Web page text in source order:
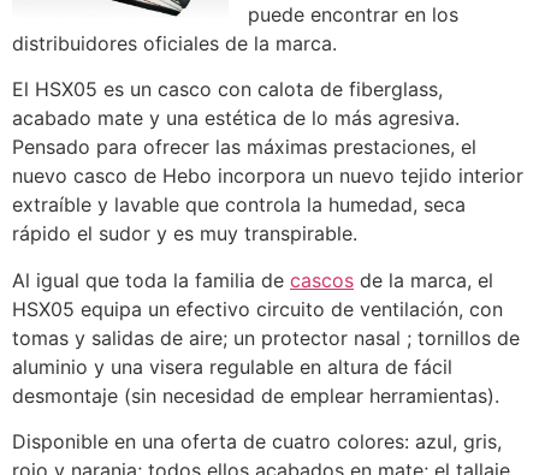
puede encontrar en los
distribuidores oficiales de la marca.
El HSX05 es un casco con calota de fiberglass,
acabado mate y una estética de lo más agresiva.
Pensado para ofrecer las máximas prestaciones, el
nuevo casco de Hebo incorpora un nuevo tejido interior
extraíble y lavable que controla la humedad, seca
rápido el sudor y es muy transpirable.
Al igual que toda la familia de cascos de la marca, el
HSX05 equipa un efectivo circuito de ventilación, con
tomas y salidas de aire; un protector nasal ; tornillos de
aluminio y una visera regulable en altura de fácil
desmontaje (sin necesidad de emplear herramientas).
Disponible en una oferta de cuatro colores: azul, gris,